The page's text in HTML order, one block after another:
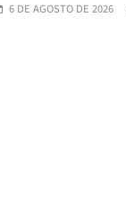
6 DE AGOSTO DE 2026